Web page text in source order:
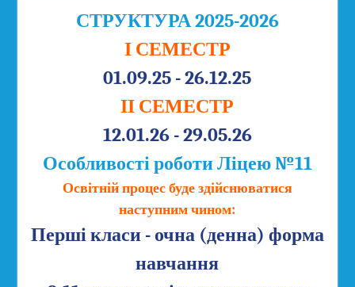
СТРУКТУРА 2025-2026
І СЕМЕСТР
01.09.25 - 26.12.25
ІІ СЕМЕСТР
12.01.26 - 29.05.26
Особливості роботи Ліцею №11
Освітній процес буде здійснюватися
наступним чином:
Перші класи - очна (денна) форма
навчання